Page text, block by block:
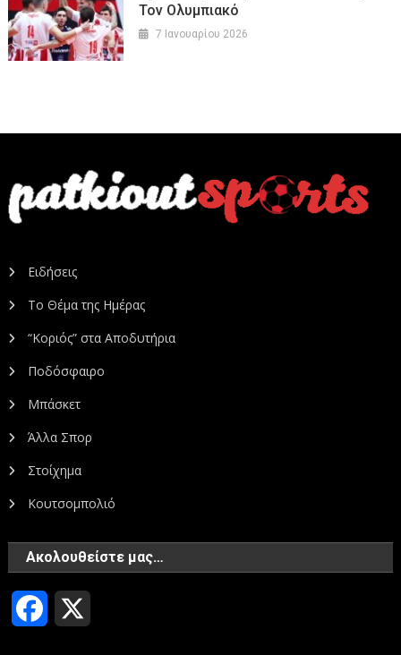
Τον Ολυμπιακό
7 Ιανουαρίου 2026
Ειδήσεις
Το Θέμα της Ημέρας
“Κοριός” στα Αποδυτήρια
Ποδόσφαιρο
Μπάσκετ
Άλλα Σπορ
Στοίχημα
Κουτσομπολιό
Ακολουθείστε μας…
Facebook